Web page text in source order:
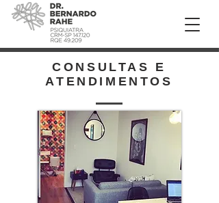
CONSULTAS E
ATENDIMENTOS